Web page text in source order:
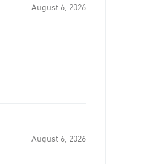
August 6, 2026
August 6, 2026